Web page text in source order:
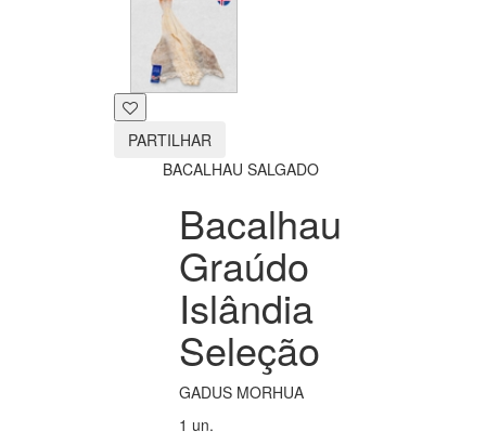
PARTILHAR
BACALHAU SALGADO
Bacalhau
Graúdo
Islândia
Seleção
GADUS MORHUA
1 un.